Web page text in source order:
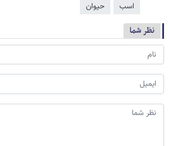
اسب حیوان
نظر شما